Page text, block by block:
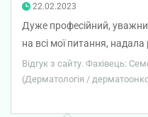
22.02.2023
Дуже професійний,
на всі мої питання,
комплекс лікування.
лікування! Дуже вдячна за
Відгук з сайту. Фахівець:
(Дерматологія /